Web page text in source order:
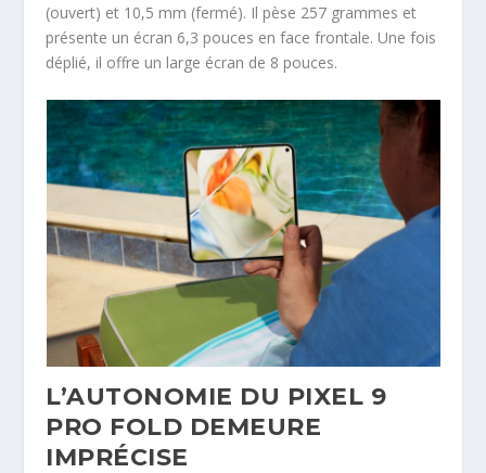
(ouvert) et 10,5 mm (fermé). Il pèse 257 grammes et
présente un écran 6,3 pouces en face frontale. Une fois
déplié, il offre un large écran de 8 pouces.
L’AUTONOMIE DU PIXEL 9
PRO FOLD DEMEURE
IMPRÉCISE